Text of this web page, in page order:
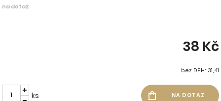
na dotaz
38 Kč
bez DPH: 31,41
ks